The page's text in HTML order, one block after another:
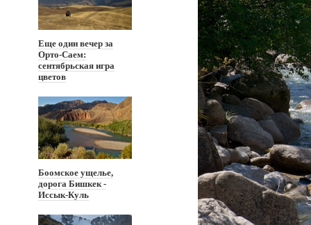
Еще один вечер за
Орто-Саем:
сентябрьская игра
цветов
Боомское ущелье,
дорога Бишкек -
Иссык-Куль